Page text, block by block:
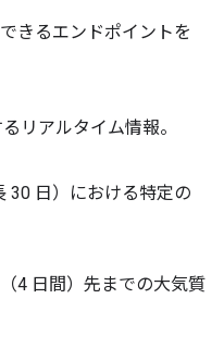
きるエンドポイントを
リアルタイム情報。
30 日）における特定の
4 日間）先までの大気質